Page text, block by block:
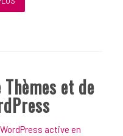
et de
active en